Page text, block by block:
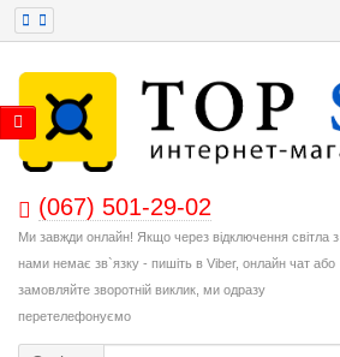
(067) 501-29-02
Ми завжди онлайн! Якщо через відключення світла з
нами немає зв`язку - пишіть в Viber, онлайн чат або
замовляйте зворотній виклик, ми одразу
перетелефонуємо